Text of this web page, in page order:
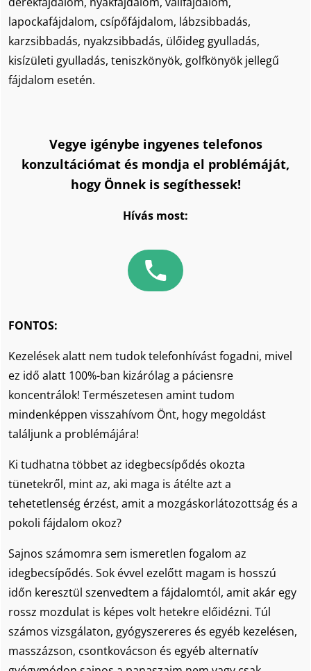
lapockafájdalom, csípőfájdalom, lábzsibbadás,
karzsibbadás, nyakzsibbadás, ülőideg gyulladás,
kisízületi gyulladás, teniszkönyök, golfkönyök jellegű
fájdalom esetén.
Vegye igénybe ingyenes telefonos
konzultációmat és mondja el problémáját,
hogy Önnek is segíthessek!
Hívás most:
FONTOS:
Kezelések alatt nem tudok telefonhívást fogadni, mivel
ez idő alatt 100%-ban kizárólag a páciensre
koncentrálok! Természetesen amint tudom
mindenképpen visszahívom Önt, hogy megoldást
találjunk a problémájára!
Ki tudhatna többet az idegbecsípődés okozta
tünetekről, mint az, aki maga is átélte azt a
tehetetlenség érzést, amit a mozgáskorlátozottság és a
pokoli fájdalom okoz?
Sajnos számomra sem ismeretlen fogalom az
idegbecsípődés. Sok évvel ezelőtt magam is hosszú
időn keresztül szenvedtem a fájdalomtól, amit akár egy
rossz mozdulat is képes volt hetekre előidézni. Túl
számos vizsgálaton, gyógyszereres és egyéb kezelésen,
masszázson, csontkovácson és egyéb alternatív